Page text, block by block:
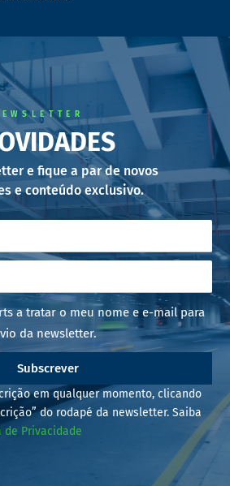
e fique a par de novos
e conteúdo exclusivo.
a tratar o meu nome e e-mail para
da newsletter.
Subscrever
em qualquer momento, clicando
do rodapé da newsletter. Saiba
de Privacidade